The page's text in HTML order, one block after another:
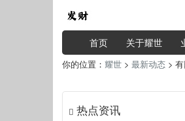
首页 关于耀世
你的位置： 耀世 > 最新动态 >
热点资讯